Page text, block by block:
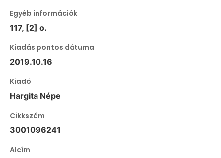
Egyéb információk
117, [2] o.
Kiadás pontos dátuma
2019.10.16
Kiadó
Hargita Népe
Cikkszám
3001096241
Alcím